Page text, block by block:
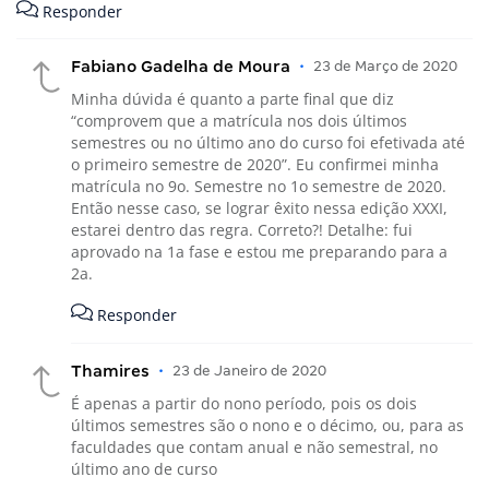
Responder
Fabiano Gadelha de Moura • 23 de Março de 2020
Minha dúvida é quanto a parte final que diz
“comprovem que a matrícula nos dois últimos
semestres ou no último ano do curso foi efetivada até
o primeiro semestre de 2020”. Eu confirmei minha
matrícula no 9o. Semestre no 1o semestre de 2020.
Então nesse caso, se lograr êxito nessa edição XXXI,
estarei dentro das regra. Correto?! Detalhe: fui
aprovado na 1a fase e estou me preparando para a
2a.
Responder
Thamires • 23 de Janeiro de 2020
É apenas a partir do nono período, pois os dois
últimos semestres são o nono e o décimo, ou, para as
faculdades que contam anual e não semestral, no
último ano de curso